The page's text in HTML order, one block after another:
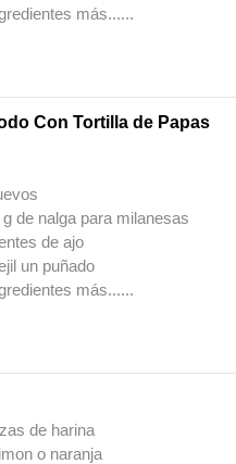
más......
Con Tortilla de Papas
g de nalga para milanesas
de ajo
un puñado
más......
de harina
o naranja